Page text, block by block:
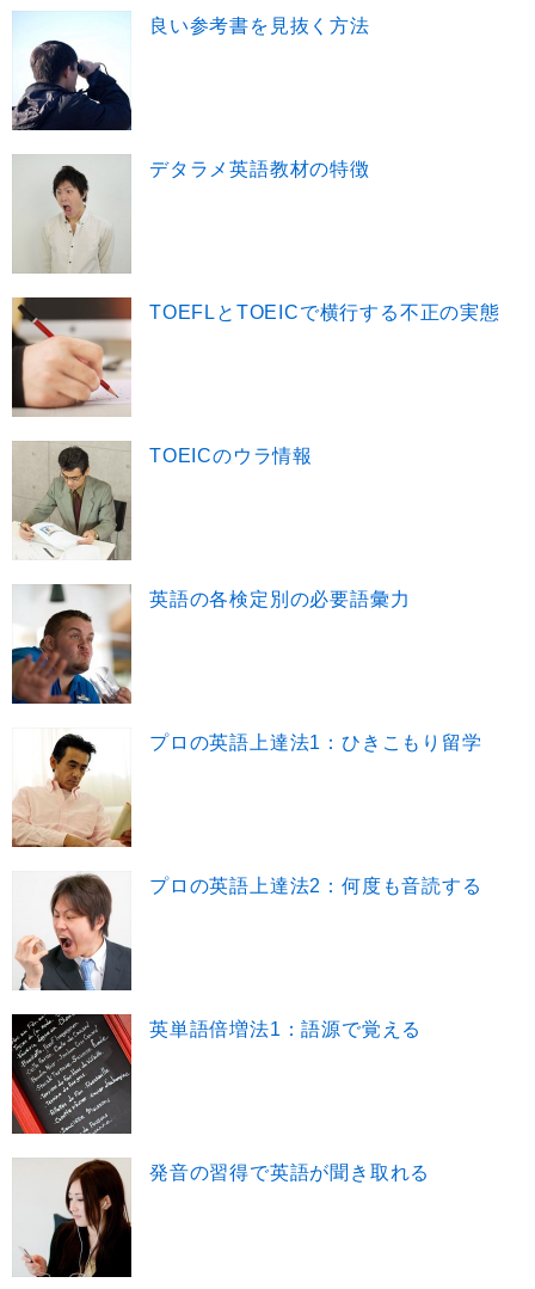
良い参考書を見抜く方法
デタラメ英語教材の特徴
TOEFLとTOEICで横行する不正の実態
TOEICのウラ情報
英語の各検定別の必要語彙力
プロの英語上達法1：ひきこもり留学
プロの英語上達法2：何度も音読する
英単語倍増法1：語源で覚える
発音の習得で英語が聞き取れる